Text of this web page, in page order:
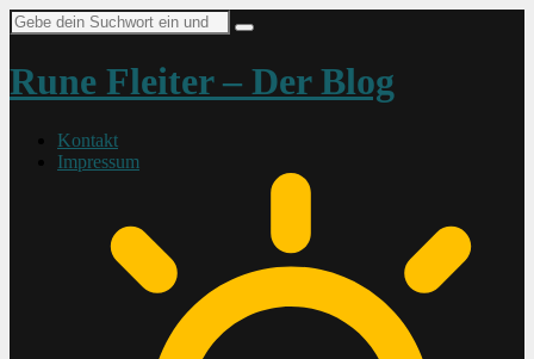
Suche
nach:
Rune Fleiter – Der Blog
Kontakt
Impressum